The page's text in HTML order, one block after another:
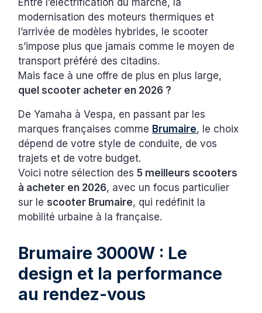
modernisation des moteurs thermiques et
l’arrivée de modèles hybrides, le scooter
s’impose plus que jamais comme le moyen de
transport préféré des citadins.
Mais face à une offre de plus en plus large,
quel scooter acheter en 2026 ?
De Yamaha à Vespa, en passant par les
marques françaises comme Brumaire, le choix
dépend de votre style de conduite, de vos
trajets et de votre budget.
Voici notre sélection des5 meilleurs scooters
à acheter en 2026, avec un focus particulier
sur lescooter Brumaire, qui redéfinit la
mobilité urbaine à la française.
Brumaire 3000W : Le
design et la performance
au rendez-vous